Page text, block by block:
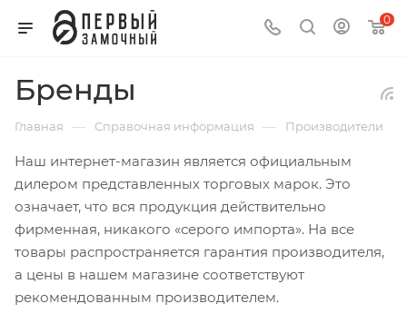
0
Бренды
Главная — Справочная информация — Производители
Наш интернет-магазин является официальным
дилером представленных торговых марок. Это
означает, что вся продукция действительно
фирменная, никакого «серого импорта». На все
товары распространяется гарантия производителя,
а цены в нашем магазине соответствуют
рекомендованным производителем.